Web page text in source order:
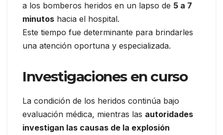
a los bomberos heridos en un lapso de 5 a 7
minutos hacia el hospital.
Este tiempo fue determinante para brindarles
una atención oportuna y especializada.
Investigaciones en curso
La condición de los heridos continúa bajo
evaluación médica, mientras las autoridades
investigan las causas de la explosión